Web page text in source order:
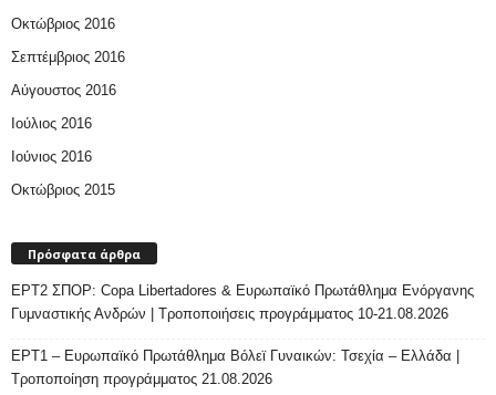
Οκτώβριος 2016
Σεπτέμβριος 2016
Αύγουστος 2016
Ιούλιος 2016
Ιούνιος 2016
Οκτώβριος 2015
Πρόσφατα άρθρα
ΕΡΤ2 ΣΠΟΡ: Copa Libertadores & Ευρωπαϊκό Πρωτάθλημα Ενόργανης
Γυμναστικής Ανδρών | Τροποποιήσεις προγράμματος 10-21.08.2026
ΕΡΤ1 – Ευρωπαϊκό Πρωτάθλημα Βόλεϊ Γυναικών: Τσεχία – Ελλάδα |
Τροποποίηση προγράμματος 21.08.2026